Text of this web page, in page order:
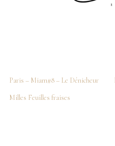
Paris – Miam#8 – Le Dénicheur
Milles Feuilles fraises